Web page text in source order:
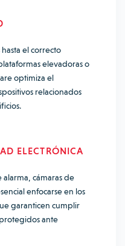
el correcto
elevadoras o
optimiza el
relacionados
ELECTRÓNICA
alarma, cámaras de
enfocarse en los
garanticen cumplir
ante